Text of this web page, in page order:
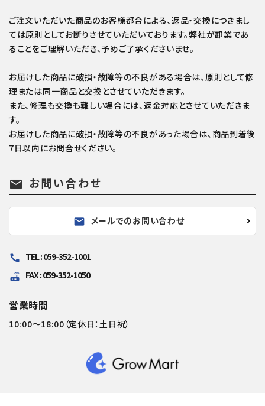
ご注文いただいた商品のお客様都合による、返品・交換につきまし
ては原則としてお断りさせていただいております。弊社が卸業であ
ることをご理解いただき、予めご了承くださいませ。
お届けした商品に破損・故障等の不良がある場合は、原則として修
理または同一商品と交換とさせていただきます。
また、修理も交換も難しい場合には、返金対応とさせていただきま
す。
お届けした商品に破損・故障等の不良があった場合は、商品到着後
7日以内にお問合せください。
mail お問い合わせ
mail メールでのお問い合わせ
call TEL : 059-352-1001
router FAX : 059-352-1050
営業時間
10:00～18:00（定休日：土日祝）